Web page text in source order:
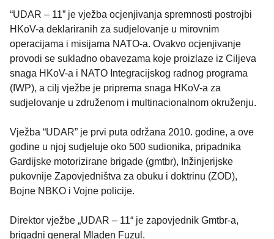
“UDAR – 11” je vježba ocjenjivanja spremnosti postrojbi
HKoV-a deklariranih za sudjelovanje u mirovnim
operacijama i misijama NATO-a. Ovakvo ocjenjivanje
provodi se sukladno obavezama koje proizlaze iz Ciljeva
snaga HKoV-a i NATO Integracijskog radnog programa
(IWP), a cilj vježbe je priprema snaga HKoV-a za
sudjelovanje u združenom i multinacionalnom okruženju.
Vježba “UDAR” je prvi puta održana 2010. godine, a ove
godine u njoj sudjeluje oko 500 sudionika, pripadnika
Gardijske motorizirane brigade (gmtbr), Inžinjerijske
pukovnije Zapovjedništva za obuku i doktrinu (ZOD),
Bojne NBKO i Vojne policije.
Direktor vježbe „UDAR – 11“ je zapovjednik Gmtbr-a,
brigadni general Mladen Fuzul.